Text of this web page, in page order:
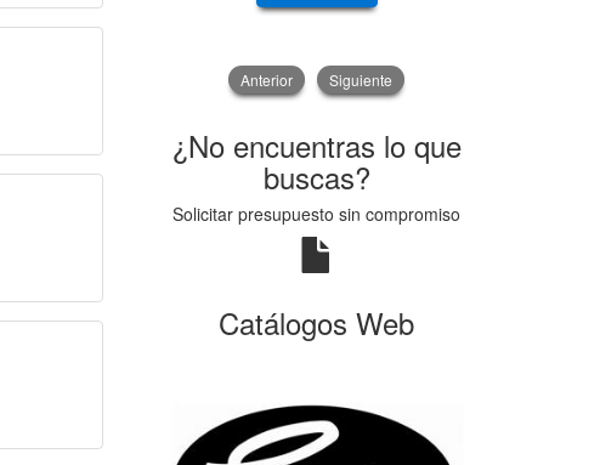
Anterior Siguiente
¿No encuentras lo que
buscas?
Solicitar presupuesto sin compromiso
Catálogos Web